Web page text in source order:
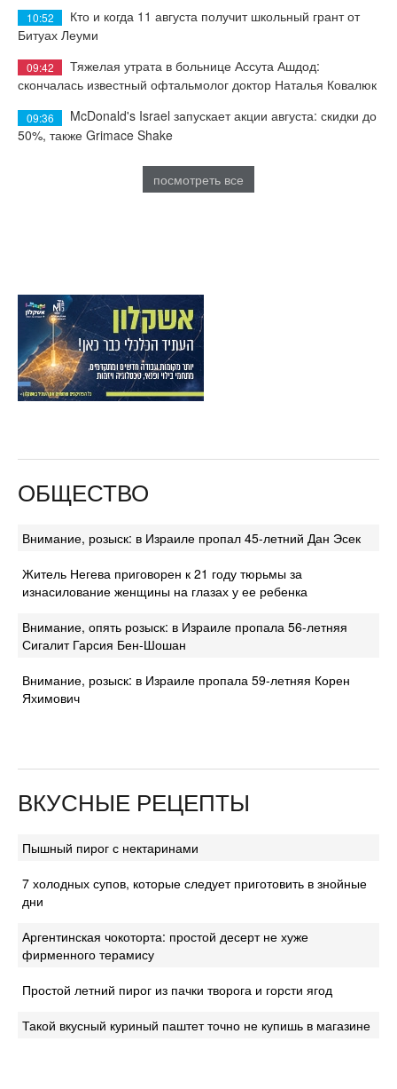
10:52
Кто и когда 11 августа получит школьный грант от
Битуах Леуми
09:42
Тяжелая утрата в больнице Ассута Ашдод:
скончалась известный офтальмолог доктор Наталья Ковалюк
09:36
McDonald's Israel запускает акции августа: скидки до
50%, также Grimace Shake
посмотреть все
ОБЩЕСТВО
Внимание, розыск: в Израиле пропал 45-летний Дан Эсек
Житель Негева приговорен к 21 году тюрьмы за
изнасилование женщины на глазах у ее ребенка
Внимание, опять розыск: в Израиле пропала 56-летняя
Сигалит Гарсия Бен-Шошан
Внимание, розыск: в Израиле пропала 59-летняя Корен
Яхимович
ВКУСНЫЕ РЕЦЕПТЫ
Пышный пирог с нектаринами
7 холодных супов, которые следует приготовить в знойные
дни
Аргентинская чокоторта: простой десерт не хуже
фирменного терамису
Простой летний пирог из пачки творога и горсти ягод
Такой вкусный куриный паштет точно не купишь в магазине